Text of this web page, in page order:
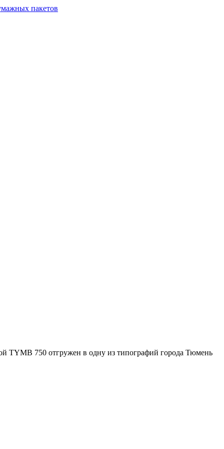
пакетов
TYMB 750 отгружен в одну из типографий города Тюмень